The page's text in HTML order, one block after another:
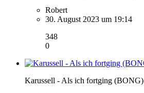
Robert
30. August 2023 um 19:14
348
0
Karussell - Als ich fortging (BONG)